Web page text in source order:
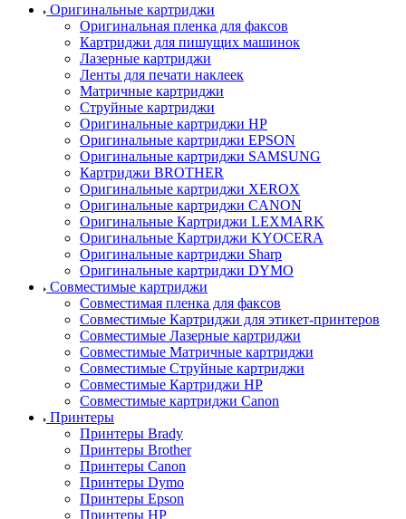
Оригинальные картриджи
Оригинальная пленка для факсов
Картриджи для пишущих машинок
Лазерные картриджи
Ленты для печати наклеек
Матричные картриджи
Струйные картриджи
Оригинальные картриджи HP
Оригинальные картриджи EPSON
Оригинальные картриджи SAMSUNG
Картриджи BROTHER
Оригинальные картриджи XEROX
Оригинальные картриджи CANON
Оригинальные Картриджи LEXMARK
Оригинальные Картриджи KYOCERA
Оригинальные картриджи Sharp
Оригинальные картриджи DYMO
Совместимые картриджи
Совместимая пленка для факсов
Совместимые Картриджи для этикет-принтеров
Совместимые Лазерные картриджи
Совместимые Матричные картриджи
Совместимые Струйные картриджи
Совместимые Картриджи HP
Совместимые картриджи Canon
Принтеры
Принтеры Brady
Принтеры Brother
Принтеры Canon
Принтеры Dymo
Принтеры Epson
Принтеры HP